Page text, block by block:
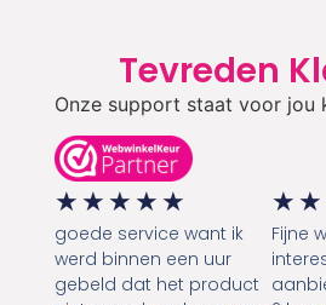
Tevreden
Onze support staat voor jou
★ ★ ★ ★ ★
goede service want ik
werd binnen een uur
gebeld dat het product
★ ★
Fijne